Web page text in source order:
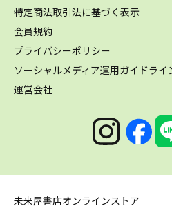
特定商法取引法に基づく表示
会員規約
プライバシーポリシー
ソーシャルメディア運用ガイドライ
運営会社
未来屋書店オンラインストア